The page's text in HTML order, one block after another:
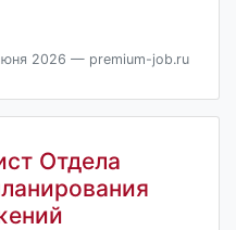
2026 — premium-job.ru
Отдела